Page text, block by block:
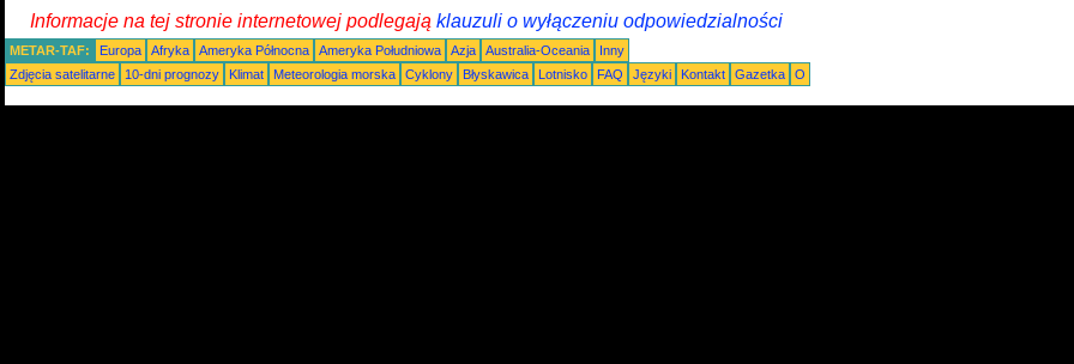
Informacje na tej stronie internetowej podlegają klauzuli o wyłączeniu odpowiedzialności
METAR-TAF: Europa Afryka Ameryka Północna Ameryka Południowa Azja Australia-Oceania
Inny
Zdjęcia satelitarne
10-dni prognozy Klimat Meteorologia morska Cyklony Błyskawica Lotnisko FAQ Języki Kontakt Gazetka O